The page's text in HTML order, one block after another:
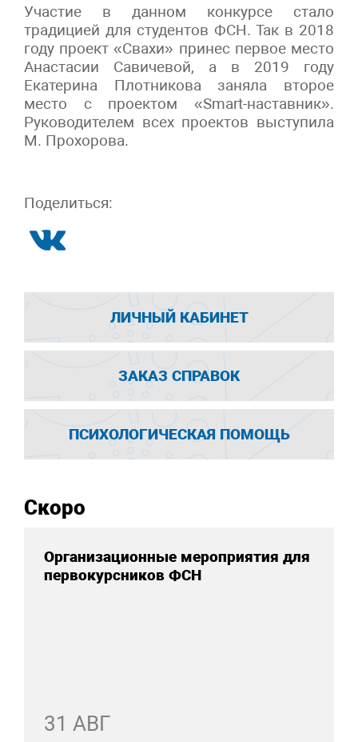
Участие в данном конкурсе стало
традицией для студентов ФСН. Так в 2018
году проект «Свахи» принес первое место
Анастасии Савичевой, а в 2019 году
Екатерина Плотникова заняла второе
место с проектом «Smart-наставник».
Руководителем всех проектов выступила
М. Прохорова.
Поделиться:
ЛИЧНЫЙ КАБИНЕТ
ЗАКАЗ СПРАВОК
ПСИХОЛОГИЧЕСКАЯ ПОМОЩЬ
Скоро
Организационные мероприятия для
первокурсников ФСН
31 АВГ